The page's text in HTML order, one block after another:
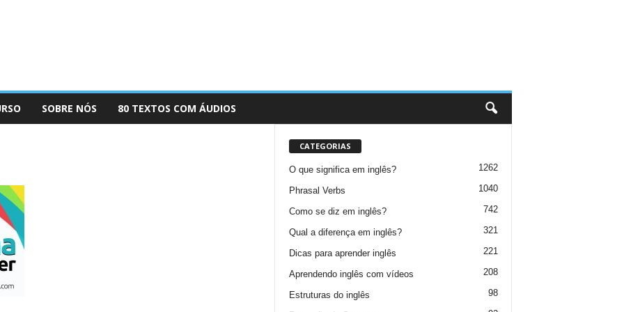
SOBRE NÓS 80 TEXTOS COM ÁUDIOS
CATEGORIAS
O que significa em inglês? 1262
Phrasal Verbs 1040
Como se diz em inglês? 742
Qual a diferença em inglês? 321
Dicas para aprender inglês 221
Aprendendo inglês com vídeos 208
Estruturas do inglês 98